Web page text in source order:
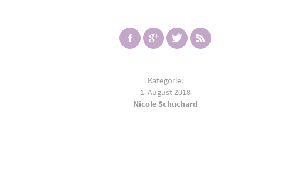
Kategorie:
1. August 2018
Nicole Schuchard